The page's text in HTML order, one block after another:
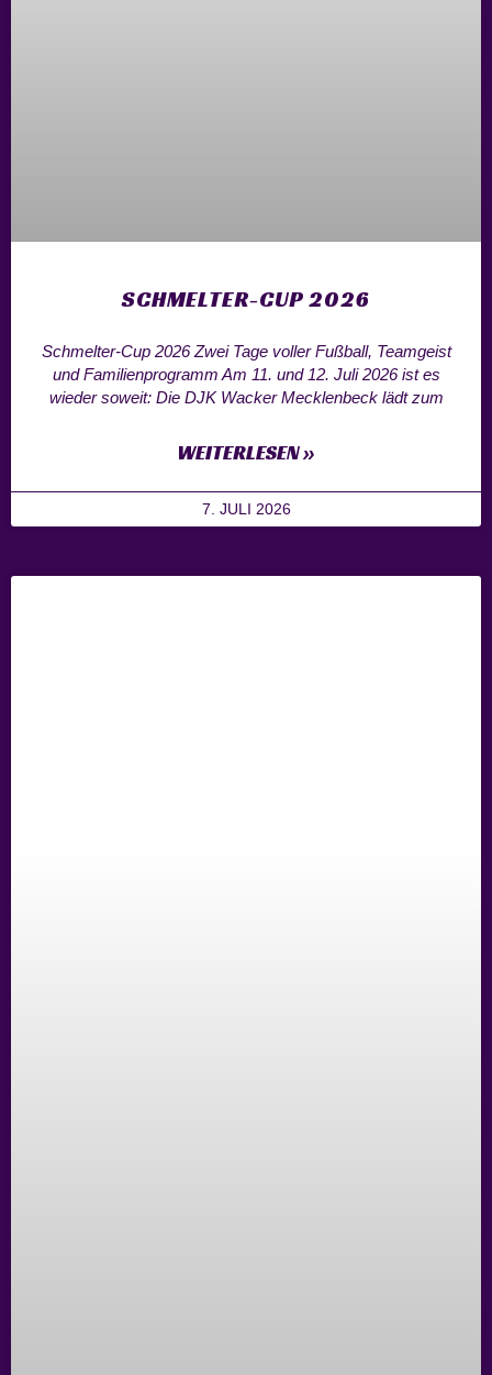
SCHMELTER-CUP 2026
Schmelter-Cup 2026 Zwei Tage voller Fußball, Teamgeist
und Familienprogramm Am 11. und 12. Juli 2026 ist es
wieder soweit: Die DJK Wacker Mecklenbeck lädt zum
WEITERLESEN »
7. JULI 2026